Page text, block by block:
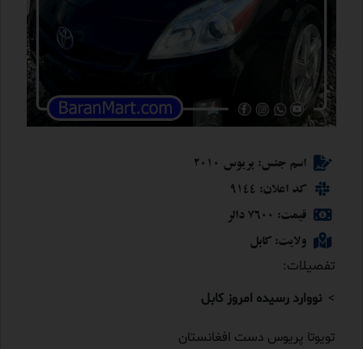
اسم جنس: پریوس 2010
کد اعلان: 9144
قیمت: 7600 دالر
ولایت: کابل
تفصیلات:
> نووارد رسیده امروز کابل
تویوتا پریوس دست افغانستان